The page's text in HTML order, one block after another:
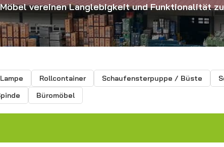
vereinen Langlebigkeit und Funktionalität
Lampe Rollcontainer Schaufensterpuppe / Büste
Büromöbel